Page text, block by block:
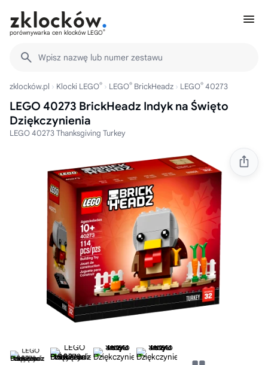
porównywarka cen klocków LEGO®
Wpisz nazwę lub numer zestawu
zklocków.pl Klocki LEGO® LEGO® BrickHeadz LEGO® 40273
LEGO 40273 BrickHeadz Indyk na Święto
Dziękczynienia
LEGO 40273 Thanksgiving Turkey